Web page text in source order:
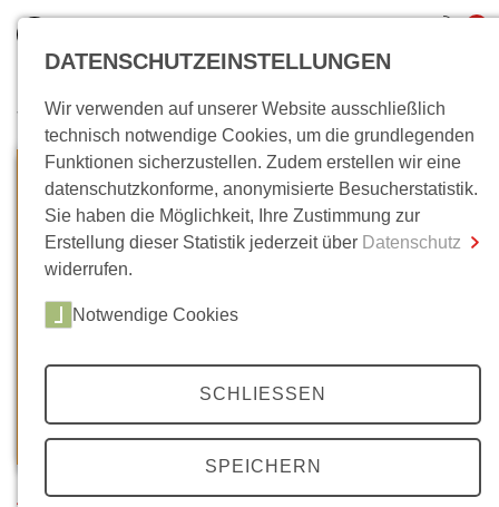
inkl. MwSt.
0,00 €
Zum Warenkorb Zur Kasse
Wo bin ich?
DATENSCHUTZEINSTELLUNGEN
Wir verwenden auf unserer Website ausschließlich
technisch notwendige Cookies, um die grundlegenden
Funktionen sicherzustellen. Zudem erstellen wir eine
datenschutzkonforme, anonymisierte Besucherstatistik.
Sie haben die Möglichkeit, Ihre Zustimmung zur
Erstellung dieser Statistik jederzeit über Datenschutz
widerrufen.
Notwendige Cookies
SCHLIESSEN
SPEICHERN